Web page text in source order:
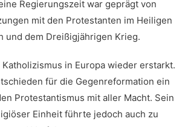
Regierungszeit war geprägt von
mit den Protestanten im Heiligen
‌und ⁢dem Dreißigjährigen Krieg.
in Europa wieder​ erstarkt.‌
⁢für ‍die Gegenreformation ein
Protestantismus mit aller Macht. Sein
Einheit führte jedoch auch zu